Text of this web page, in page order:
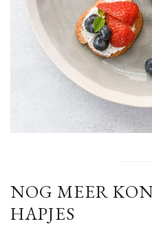
NOG MEER
HAPJES